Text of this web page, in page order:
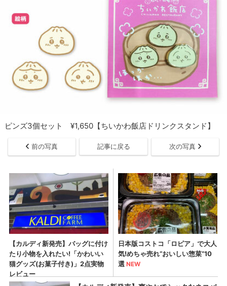
ピンズ3個セット ¥1,650【ちいかわ飯店ドリンクスタンド】
前の写真 記事に戻る 次の写真